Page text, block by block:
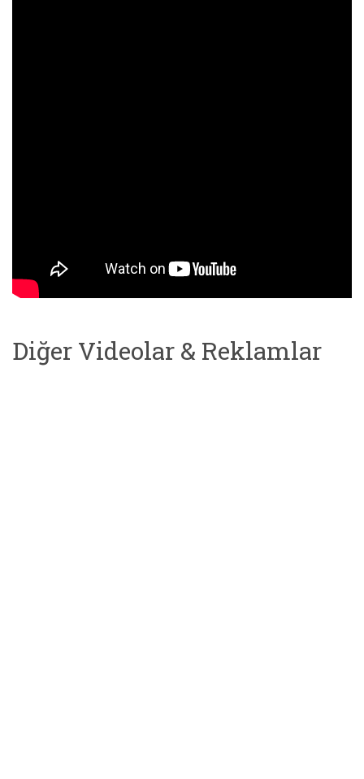
Diğer Videolar & Reklamlar